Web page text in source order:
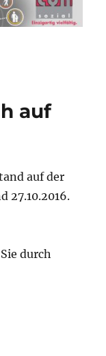
auf
auf der
27.10.2016.
durch